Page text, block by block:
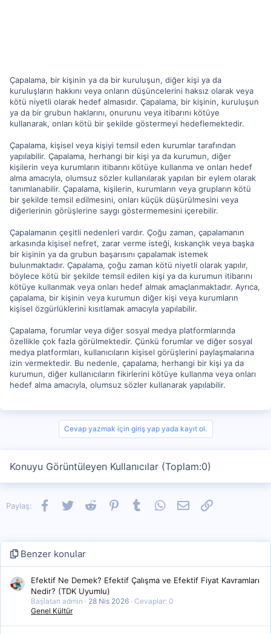
Çapalama, bir kişinin ya da bir kuruluşun, diğer kişi ya da
kuruluşların hakkını veya onların düşüncelerini haksız olarak veya
kötü niyetli olarak hedef almasıdır. Çapalama, bir kişinin, kuruluşun
ya da bir grubun haklarını, onurunu veya itibarını kötüye
kullanarak, onları kötü bir şekilde göstermeyi hedeflemektedir.
Çapalama, kişisel veya kişiyi temsil eden kurumlar tarafından
yapılabilir. Çapalama, herhangi bir kişi ya da kurumun, diğer
kişilerin veya kurumların itibarını kötüye kullanma ve onları hedef
alma amacıyla, olumsuz sözler kullanılarak yapılan bir eylem olarak
tanımlanabilir. Çapalama, kişilerin, kurumların veya grupların kötü
bir şekilde temsil edilmesini, onları küçük düşürülmesini veya
diğerlerinin görüşlerine saygı göstermemesini içerebilir.
Çapalamanın çeşitli nedenleri vardır. Çoğu zaman, çapalamanın
arkasında kişisel nefret, zarar verme isteği, kıskançlık veya başka
bir kişinin ya da grubun başarısını çapalamak istemek
bulunmaktadır. Çapalama, çoğu zaman kötü niyetli olarak yapılır,
böylece kötü bir şekilde temsil edilen kişi ya da kurumun itibarını
kötüye kullanmak veya onları hedef almak amaçlanmaktadır. Ayrıca,
çapalama, bir kişinin veya kurumun diğer kişi veya kurumların
kişisel özgürlüklerini kısıtlamak amacıyla yapılabilir.
Çapalama, forumlar veya diğer sosyal medya platformlarında
özellikle çok fazla görülmektedir. Çünkü forumlar ve diğer sosyal
medya platformları, kullanıcıların kişisel görüşlerini paylaşmalarına
izin vermektedir. Bu nedenle, çapalama, herhangi bir kişi ya da
kurumun, diğer kullanıcıların fikirlerini kötüye kullanma veya onları
hedef alma amacıyla, olumsuz sözler kullanarak yapılabilir.
Cevap yazmak için giriş yap yada kayıt ol.
Konuyu Görüntüleyen Kullanıcılar (Toplam:0)
Paylaş: Facebook
TwitterReddit PinterestTumblrWhatsApp
E-postaLink
Benzer konular
Efektif Ne Demek? Efektif Çalışma ve Efektif Fiyat Kavramları
Nedir? (TDK Uyumlu)
Başlatan admin 28 Nis 2026 Cevaplar: 0
Genel Kültür